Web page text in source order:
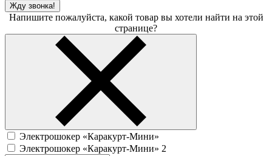
Жду звонка!
Напишите пожалуйста, какой товар вы хотели найти на этой
странице?
Электрошокер «Каракурт-Мини»
Электрошокер «Каракурт-Мини» 2